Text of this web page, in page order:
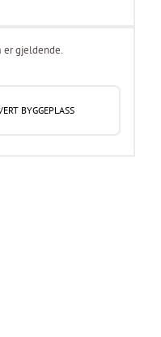
er gjeldende.
BYGGEPLASS